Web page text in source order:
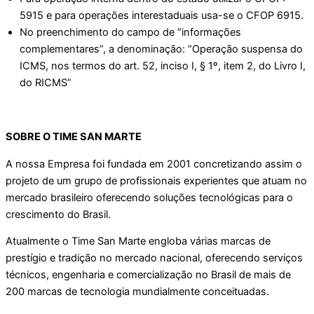
5915 e para operações interestaduais usa-se o CFOP 6915.
No preenchimento do campo de “informações
complementares”, a denominação: “Operação suspensa do
ICMS, nos termos do art. 52, inciso I, § 1º, item 2, do Livro I,
do RICMS”
SOBRE O TIME SAN MARTE
A nossa Empresa foi fundada em 2001 concretizando assim o
projeto de um grupo de profissionais experientes que atuam no
mercado brasileiro oferecendo soluções tecnológicas para o
crescimento do Brasil.
Atualmente o Time San Marte engloba várias marcas de
prestígio e tradição no mercado nacional, oferecendo serviços
técnicos, engenharia e comercialização no Brasil de mais de
200 marcas de tecnologia mundialmente conceituadas.